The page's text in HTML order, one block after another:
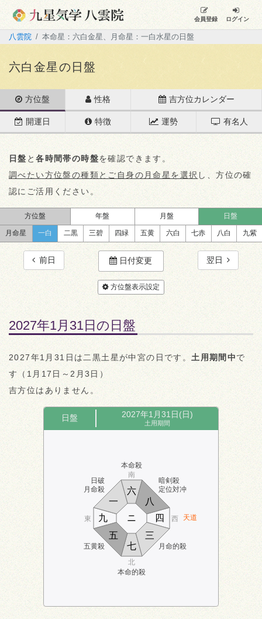
会員登録 ログイン
八雲院 本命星：六白金星、月命星：一白水星の日盤
六白金星の日盤
方位盤 性格 吉方位カレンダー
開運日 特徴 運勢 有名人
日盤 と各時間帯の時盤を確認できます。
調べたい方位盤の種類とご自身の月命星を選択 し、方位の確
認にご活用ください。
方位盤 年盤 月盤 日盤
月命星 一白 二黒 三碧 四緑 五黄 六白 七赤 八白 九紫
前日 日付変更 翌日
方位盤表示設定
2027年1月31日の日盤
2027年1月31日は二黒土星が中宮の日です。 土用期間中で
す（1月17日～2月3日）
吉方位はありません。
日盤 2027年1月31日(日)
土用期間
日破
月命殺
本命殺
暗剣殺
定位対冲
天道
五黄殺
本命的殺
月命的殺
南
北
東 西
七
八
九
一
ニ
三
四
五
六